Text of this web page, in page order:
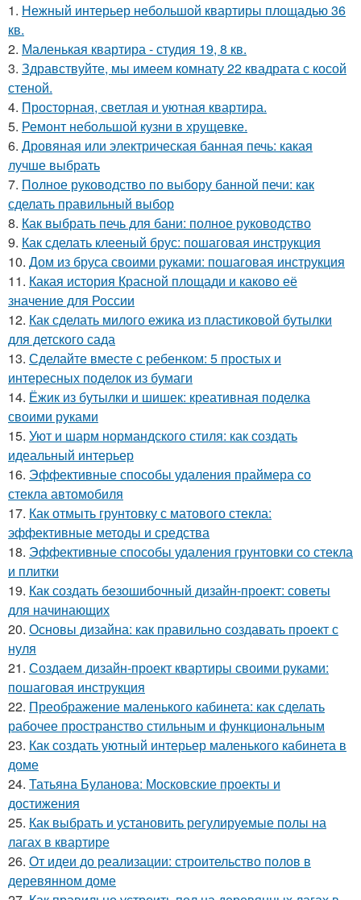
1. Нежный интерьер небольшой квартиры площадью 36
кв.
2. Маленькая квартира - студия 19, 8 кв.
3. Здравствуйте, мы имеем комнату 22 квадрата с косой
стеной.
4. Просторная, светлая и уютная квартира.
5. Ремонт небольшой кузни в хрущевке.
6. Дровяная или электрическая банная печь: какая
лучше выбрать
7. Полное руководство по выбору банной печи: как
сделать правильный выбор
8. Как выбрать печь для бани: полное руководство
9. Как сделать клееный брус: пошаговая инструкция
10. Дом из бруса своими руками: пошаговая инструкция
11. Какая история Красной площади и каково её
значение для России
12. Как сделать милого ежика из пластиковой бутылки
для детского сада
13. Сделайте вместе с ребенком: 5 простых и
интересных поделок из бумаги
14. Ёжик из бутылки и шишек: креативная поделка
своими руками
15. Уют и шарм нормандского стиля: как создать
идеальный интерьер
16. Эффективные способы удаления праймера со
стекла автомобиля
17. Как отмыть грунтовку с матового стекла:
эффективные методы и средства
18. Эффективные способы удаления грунтовки со стекла
и плитки
19. Как создать безошибочный дизайн-проект: советы
для начинающих
20. Основы дизайна: как правильно создавать проект с
нуля
21. Создаем дизайн-проект квартиры своими руками:
пошаговая инструкция
22. Преображение маленького кабинета: как сделать
рабочее пространство стильным и функциональным
23. Как создать уютный интерьер маленького кабинета в
доме
24. Татьяна Буланова: Московские проекты и
достижения
25. Как выбрать и установить регулируемые полы на
лагах в квартире
26. От идеи до реализации: строительство полов в
деревянном доме